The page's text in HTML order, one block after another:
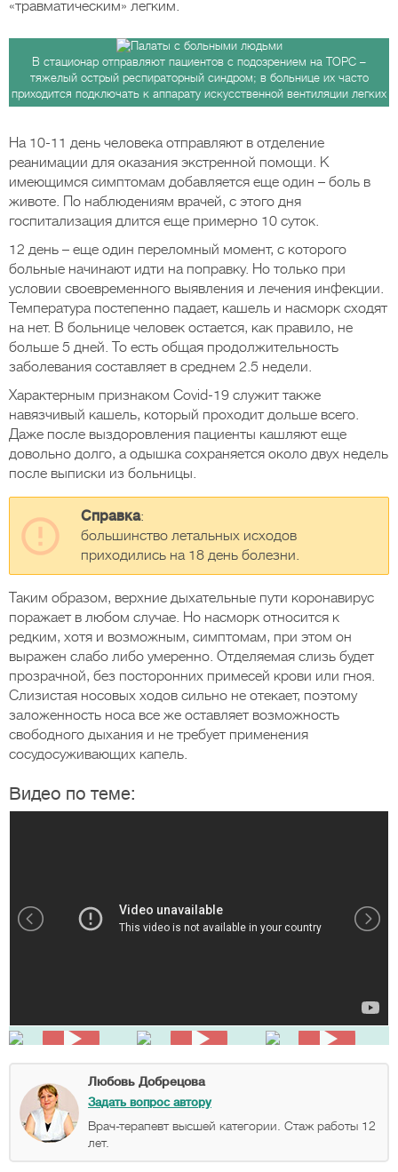
«травматическим» легким.
В стационар отправляют пациентов с подозрением на ТОРС –
тяжелый острый респираторный синдром; в больнице их часто
приходится подключать к аппарату искусственной вентиляции легких
На 10-11 день человека отправляют в отделение
реанимации для оказания экстренной помощи. К
имеющимся симптомам добавляется еще один – боль в
животе. По наблюдениям врачей, с этого дня
госпитализация длится еще примерно 10 суток.
12 день – еще один переломный момент, с которого
больные начинают идти на поправку. Но только при
условии своевременного выявления и лечения инфекции.
Температура постепенно падает, кашель и насморк сходят
на нет. В больнице человек остается, как правило, не
больше 5 дней. То есть общая продолжительность
заболевания составляет в среднем 2.5 недели.
Характерным признаком Covid-19 служит также
навязчивый кашель, который проходит дольше всего.
Даже после выздоровления пациенты кашляют еще
довольно долго, а одышка сохраняется около двух недель
после выписки из больницы.
Справка:
большинство летальных исходов
приходились на 18 день болезни.
Таким образом, верхние дыхательные пути коронавирус
поражает в любом случае. Но насморк относится к
редким, хотя и возможным, симптомам, при этом он
выражен слабо либо умеренно. Отделяемая слизь будет
прозрачной, без посторонних примесей крови или гноя.
Слизистая носовых ходов сильно не отекает, поэтому
заложенность носа все же оставляет возможность
свободного дыхания и не требует применения
сосудосуживающих капель.
Видео по теме:
Любовь Добрецова
Задать вопрос автору
Врач-терапевт высшей категории. Стаж работы 12
лет.